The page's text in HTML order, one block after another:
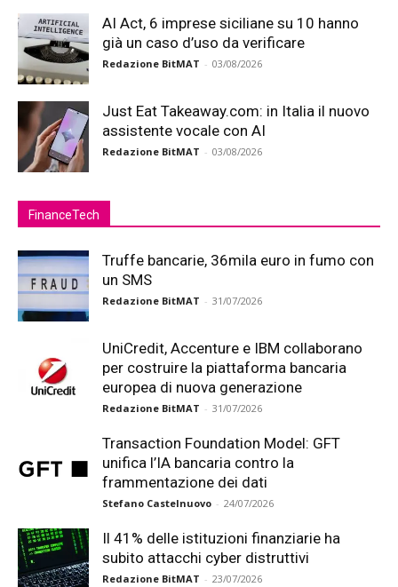
AI Act, 6 imprese siciliane su 10 hanno
già un caso d’uso da verificare
Redazione BitMAT - 03/08/2026
Just Eat Takeaway.com: in Italia il nuovo
assistente vocale con AI
Redazione BitMAT - 03/08/2026
FinanceTech
Truffe bancarie, 36mila euro in fumo con
un SMS
Redazione BitMAT - 31/07/2026
UniCredit, Accenture e IBM collaborano
per costruire la piattaforma bancaria
europea di nuova generazione
Redazione BitMAT - 31/07/2026
Transaction Foundation Model: GFT
unifica l’IA bancaria contro la
frammentazione dei dati
Stefano Castelnuovo - 24/07/2026
Il 41% delle istituzioni finanziarie ha
subito attacchi cyber distruttivi
Redazione BitMAT - 23/07/2026